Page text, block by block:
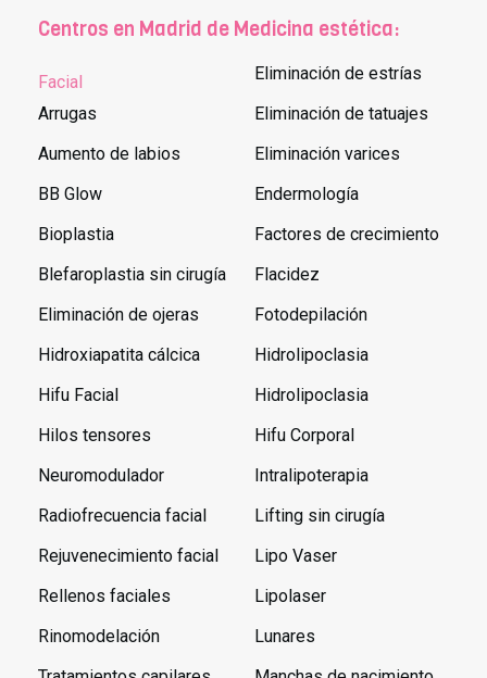
Centros en Madrid de Medicina estética:
Facial
Arrugas
Aumento de labios
BB Glow
Bioplastia
Blefaroplastia sin cirugía
Eliminación de ojeras
Hidroxiapatita cálcica
Hifu Facial
Hilos tensores
Neuromodulador
Radiofrecuencia facial
Rejuvenecimiento facial
Rellenos faciales
Rinomodelación
Eliminación de estrías
Eliminación de tatuajes
Eliminación varices
Endermología
Factores de crecimiento
Flacidez
Fotodepilación
Hidrolipoclasia
Hidrolipoclasia
Hifu Corporal
Intralipoterapia
Lifting sin cirugía
Lipo Vaser
Lipolaser
Lunares